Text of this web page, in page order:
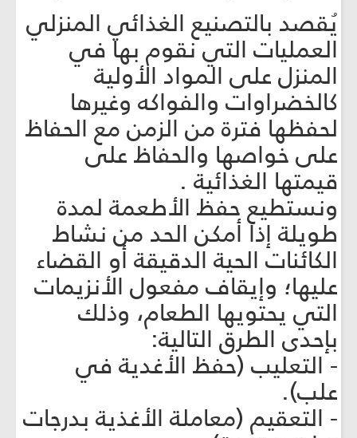
يُقصد بالتصنيع الغذائي المنزلي
العمليات التي نقوم بها في
المنزل على المواد الأولية
كالخضراوات والفواكه وغيرها
لحفظها فترة من الزمن مع الحفاظ
على خواصها والحفاظ على
قيمتها الغذائية .
ونستطيع حفظ الأطعمة لمدة
طويلة إذا أمكن الحد من نشاط
الكائنات الحية الدقيقة أو القضاء
عليها؛ وإيقاف مفعول الأنزيمات
التي يحتويها الطعام، وذلك
بإحدى الطرق التالية:
- التعليب (حفظ الأغدية في
علب).
- التعقيم (معاملة الأغذية بدرجات